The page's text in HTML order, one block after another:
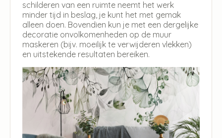
schilderen van een ruimte neemt het werk
minder tijd in beslag, je kunt het met gemak
alleen doen. Bovendien kun je met een dergelijke
decoratie onvolkomenheden op de muur
maskeren (bijv. moeilijk te verwijderen vlekken)
en uitstekende resultaten bereiken.